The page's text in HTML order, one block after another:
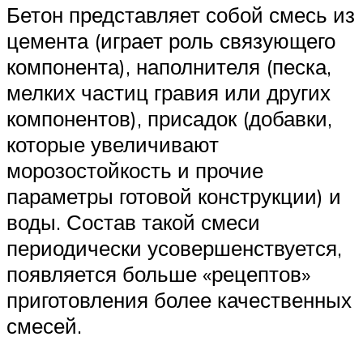
Бетон представляет собой смесь из
цемента (играет роль связующего
компонента), наполнителя (песка,
мелких частиц гравия или других
компонентов), присадок (добавки,
которые увеличивают
морозостойкость и прочие
параметры готовой конструкции) и
воды. Состав такой смеси
периодически усовершенствуется,
появляется больше «рецептов»
приготовления более качественных
смесей.